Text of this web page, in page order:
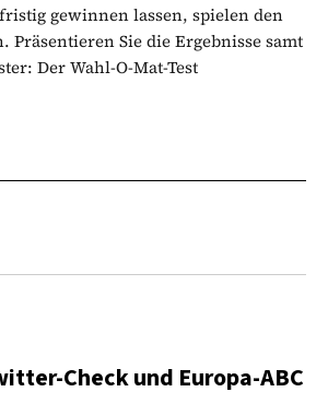
gewinnen lassen, spielen den
Präsentieren Sie die Ergebnisse samt
Der Wahl-O-Mat-Test
Check und Europa-ABC